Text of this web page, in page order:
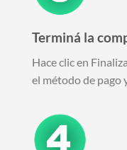
Terminá la
Hace clic en
el método de pago